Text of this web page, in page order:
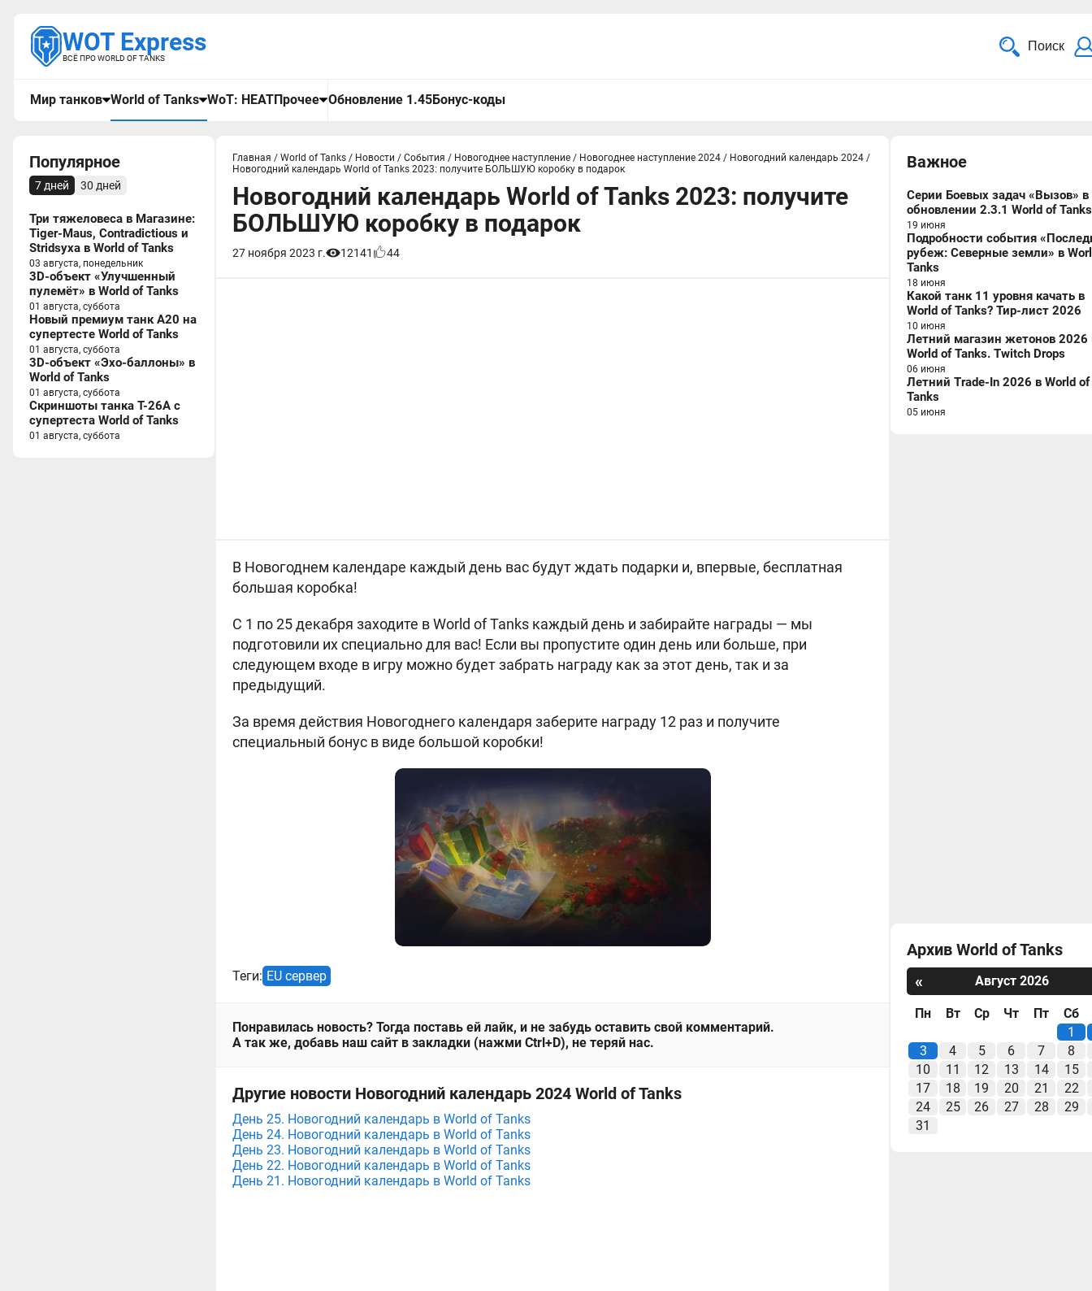
WOT Express
ВСЁ ПРО WORLD OF TANKS
Поиск
Мир танков World of Tanks WoT: HEATПрочее Обновление 1.45Бонус-коды
Популярное
7 дней 30 дней
Три тяжеловеса в Магазине:
Tiger-Maus, Contradictious и
Stridsyxa в World of Tanks
03 августа, понедельник
3D-объект «Улучшенный
пулемёт» в World of Tanks
01 августа, суббота
Новый премиум танк A20 на
супертесте World of Tanks
01 августа, суббота
3D-объект «Эхо-баллоны» в
World of Tanks
01 августа, суббота
Скриншоты танка T-26A с
супертеста World of Tanks
01 августа, суббота
Главная / World of Tanks / Новости / События / Новогоднее наступление / Новогоднее наступление 2024 / Новогодний календарь 2024 /
Новогодний календарь World of Tanks 2023: получите БОЛЬШУЮ коробку в подарок
Новогодний календарь World of Tanks 2023: получите
БОЛЬШУЮ коробку в подарок
27 ноября 2023 г. 12141 44
В Новогоднем календаре каждый день вас будут ждать подарки и, впервые, бесплатная
большая коробка!
С 1 по 25 декабря заходите в World of Tanks каждый день и забирайте награды — мы
подготовили их специально для вас! Если вы пропустите один день или больше, при
следующем входе в игру можно будет забрать награду как за этот день, так и за
предыдущий.
За время действия Новогоднего календаря заберите награду 12 раз и получите
специальный бонус в виде большой коробки!
Теги: EU сервер
Понравилась новость? Тогда поставь ей лайк, и не забудь оставить свой комментарий.
А так же, добавь наш сайт в закладки (нажми Ctrl+D), не теряй нас.
Другие новости Новогодний календарь 2024 World of Tanks
День 25. Новогодний календарь в World of Tanks
День 24. Новогодний календарь в World of Tanks
День 23. Новогодний календарь в World of Tanks
День 22. Новогодний календарь в World of Tanks
День 21. Новогодний календарь в World of Tanks
Важное
Серии Боевых задач «Вызов» в
обновлении 2.3.1 World of Tanks
19 июня
Подробности события
рубеж: Северные земли» в
Tanks
18 июня
Какой танк 11 уровня качать в
World of Tanks? Тир-лист 2026
10 июня
Летний магазин жетонов 2026
World of Tanks. Twitch Drops
06 июня
Летний Trade-In 2026 в World of
Tanks
05 июня
Архив World of Tanks
«
Август 2026
Пн Вт Ср Чт Пт
Сб
1
3
4 5 6 7
8
10
11 12 13 14
15
17
18 19 20 21
22
24
25 26 27 28
29
31